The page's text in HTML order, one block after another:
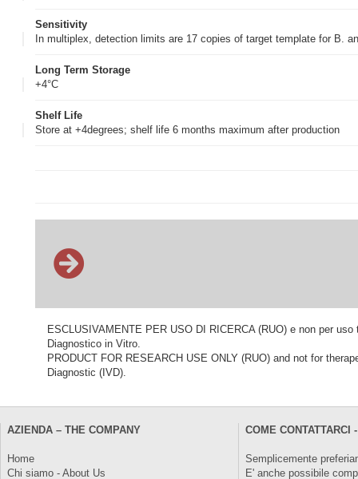
Sensitivity
In multiplex, detection limits are 17 copies of target template for B.
Long Term Storage
+4°C
Shelf Life
Store at +4degrees; shelf life 6 months maximum after production
ESCLUSIVAMENTE PER USO DI RICERCA (RUO) e non per
Diagnostico in Vitro.
PRODUCT FOR RESEARCH USE ONLY (RUO) and not for
Diagnostic (IVD).
AZIENDA – THE COMPANY
Home
Chi siamo - About Us
COME CONTATTARCI
Semplicemente
E' anche possibile